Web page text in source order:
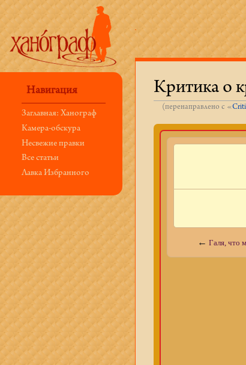
Критика о
(перенаправлено с «
← Галя, что
Навигация
Заглавная: Ханограф
Камера-обскура
Несвежие правки
Все статьи
Лавка Избранного